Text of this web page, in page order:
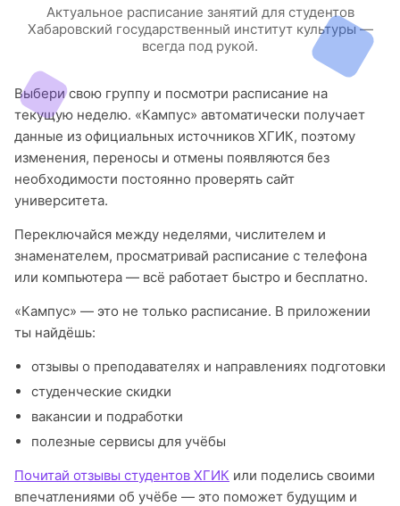
Актуальное расписание занятий для студентов
Хабаровский государственный институт культуры —
всегда под рукой.
Выбери свою группу и посмотри расписание на
текущую неделю. «Кампус» автоматически получает
данные из официальных источников ХГИК, поэтому
изменения, переносы и отмены появляются без
необходимости постоянно проверять сайт
университета.
Переключайся между неделями, числителем и
знаменателем, просматривай расписание с телефона
или компьютера — всё работает быстро и бесплатно.
«Кампус» — это не только расписание. В приложении
ты найдёшь:
отзывы о преподавателях и направлениях подготовки
студенческие скидки
вакансии и подработки
полезные сервисы для учёбы
Почитай отзывы студентов ХГИК или поделись своими
впечатлениями об учёбе — это поможет будущим и